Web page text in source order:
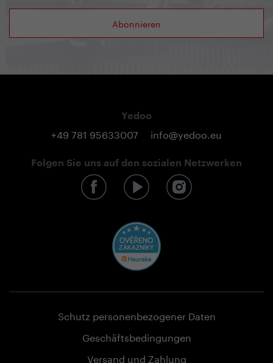
Abonnieren
Yedoo
+49 781 95633007 info@yedoo.eu
Folgen Sie uns auf den sozialen Netzwerken
Schutz personenbezogener Daten
Geschäftsbedingungen
Versand und Zahlung